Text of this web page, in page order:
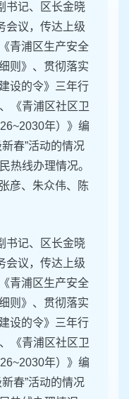
书记、区长金晓
会议，传达上级
青浦区生产安全
则》、贯彻落实
设的令》三年行
《青浦区社区卫
年）》编
春”活动的情况
热线办理情况。
彦、朱众伟、陈
书记、区长金晓
会议，传达上级
青浦区生产安全
则》、贯彻落实
设的令》三年行
《青浦区社区卫
年）》编
春”活动的情况